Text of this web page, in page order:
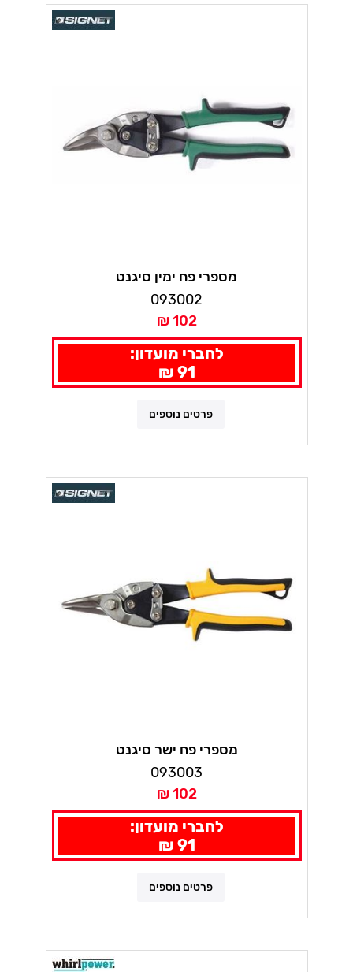
מספרי פח ימין סיגנט
093002
102 ₪
לחברי מועדון:
91 ₪
פרטים נוספים
מספרי פח ישר סיגנט
093003
102 ₪
לחברי מועדון:
91 ₪
פרטים נוספים